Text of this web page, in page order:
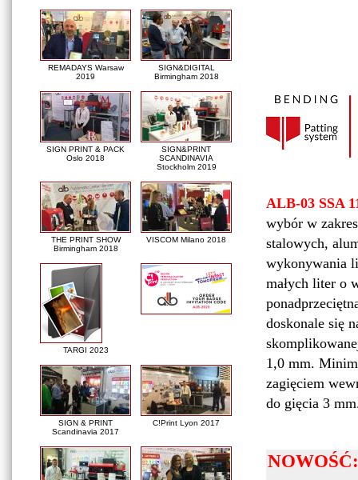
REMADAYS Warsaw
2019
SIGN&DIGITAL
Birmingham 2018
SIGN PRINT & PACK
Oslo 2018
SIGN&PRINT
SCANDINAVIA
Stockholm 2019
THE PRINT SHOW
Birmingham 2018
VISCOM Milano 2018
TARGI 2023
SIGN & PRINT
Scandinavia 2017
C!Print Lyon 2017
ALB-03 SSA
wybór w
stalowych,
wykonywania
małych liter o
doskonale się
1,0 mm.
zagięciem
do gięcia 3